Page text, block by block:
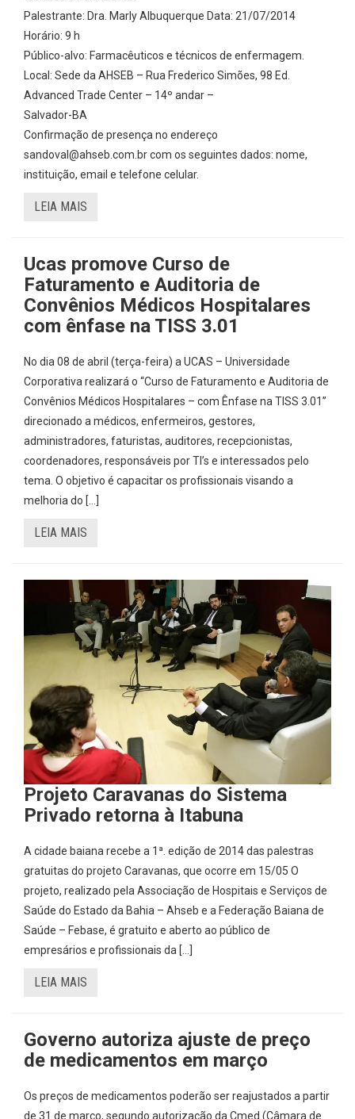
Palestrante: Dra. Marly Albuquerque Data: 21/07/2014
Horário: 9 h
Público-alvo: Farmacêuticos e técnicos de enfermagem.
Local: Sede da AHSEB – Rua Frederico Simões, 98 Ed.
Advanced Trade Center – 14º andar –
Salvador-BA
Confirmação de presença no endereço
sandoval@ahseb.com.br com os seguintes dados: nome,
instituição, email e telefone celular.
LEIA MAIS
Ucas promove Curso de
Faturamento e Auditoria de
Convênios Médicos Hospitalares
com ênfase na TISS 3.01
No dia 08 de abril (terça-feira) a UCAS – Universidade
Corporativa realizará o “Curso de Faturamento e Auditoria de
Convênios Médicos Hospitalares – com Ênfase na TISS 3.01”
direcionado a médicos, enfermeiros, gestores,
administradores, faturistas, auditores, recepcionistas,
coordenadores, responsáveis por TI’s e interessados pelo
tema. O objetivo é capacitar os profissionais visando a
melhoria do […]
LEIA MAIS
Projeto Caravanas do Sistema
Privado retorna à Itabuna
A cidade baiana recebe a 1ª. edição de 2014 das palestras
gratuitas do projeto Caravanas, que ocorre em 15/05 O
projeto, realizado pela Associação de Hospitais e Serviços de
Saúde do Estado da Bahia – Ahseb e a Federação Baiana de
Saúde – Febase, é gratuito e aberto ao público de
empresários e profissionais da […]
LEIA MAIS
Governo autoriza ajuste de preço
de medicamentos em março
Os preços de medicamentos poderão ser reajustados a partir
de 31 de março, segundo autorização da Cmed (Câmara de